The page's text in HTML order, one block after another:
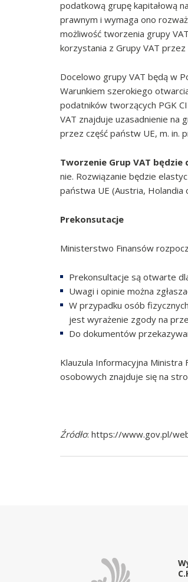
podatkową grupę kapitałową
prawnym i wymaga ono
możliwość tworzenia grupy
korzystania z Grupy VAT
Docelowo grupy VAT będą w
Warunkiem szerokiego
podatników tworzących PGK
VAT znajduje uzasadnienie na
przez część państw UE, m. in.
Tworzenie Grup VAT
nie. Rozwiązanie będzie
państwa UE (Austria,
Prekonsutacje
Ministerstwo Finansów
Prekonsultacje są otwarte
Uwagi i opinie można
W przypadku osób
jest wyrażenie zgody na
Do dokumentów
Klauzula Informacyjna Ministra
osobowych znajduje się na
Źródło: https://www.gov.pl/